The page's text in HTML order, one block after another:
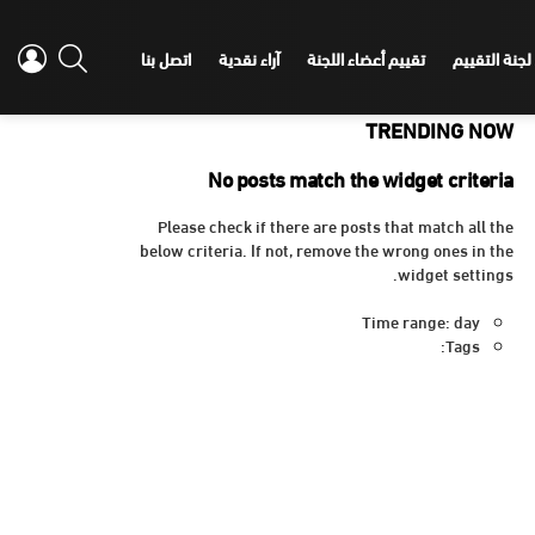
التقييم تقييم أعضاء اللجنة آراء نقدية اتصل بنا SEARCH
TRENDING NOW
No posts match the widget criteria
Please check if there are posts that match all the
below criteria. If not, remove the wrong ones in the
widget settings.
Time range: day
Tags: